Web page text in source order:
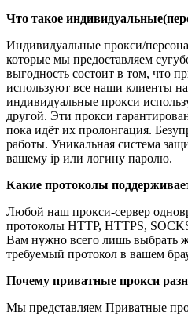
Что такое
Индивидуальные прокси/
которые мы предоставляем
выгодность состоит в том, что
используют все наши клиенты
индивидуальные прокси
другой. Эти прокси
пока идёт их пролонгация.
работы. Уникальная система
вашему ip или логину паролю.
Какие протоколы
Любой наш прокси-сервер
протоколы HTTP, HTTPS,
Вам нужно всего лишь выбрать
требуемый протокол в вашем
Почему приватные прокси
Мы представляем Приватные